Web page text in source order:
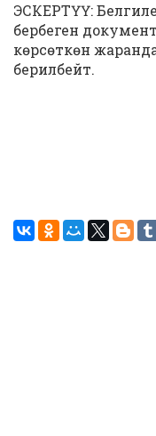
ЭСКЕРТҮҮ:
бербеген
көрсөткөн
берилбейт.